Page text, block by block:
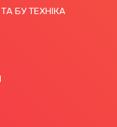
БУ ТЕХНІКА